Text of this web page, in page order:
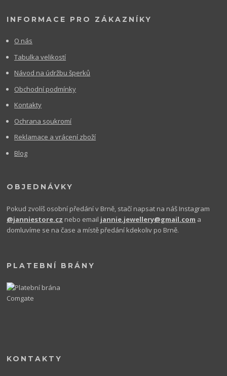
INFORMACE PRO ZÁKAZNÍKY
O nás
Tabulka velikostí
Návod na údržbu šperků
Obchodní podmínky
Kontakty
Ochrana soukromí
Reklamace a vrácení zboží
Blog
OBJEDNÁVKY
Pokud zvolíš osobní předání v Brně, stačí napsat na náš Instagram
@janniestore.cz nebo email jannie.jewellery@gmail.com a
domluvíme se na čase a místě předání kdekoliv po Brně.
PLATEBNÍ BRÁNY
KONTAKTY